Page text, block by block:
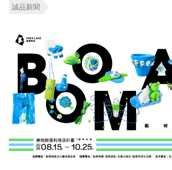
誠品新聞